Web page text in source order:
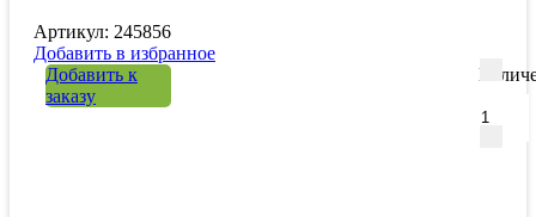
Артикул: 245856
Добавить в избранное
Добавить к
заказу